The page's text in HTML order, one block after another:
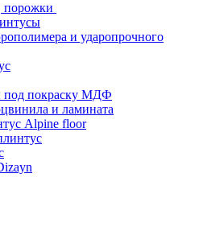
порожки
и ударопрочного
под покраску МДФ
и ламината
Alpine floor